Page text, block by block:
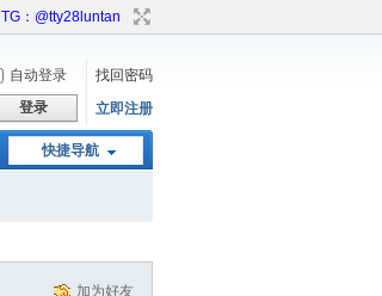
TG：@tty28luntan
自动登录
找回密码
登录 立即注册
快捷导航
加为好友